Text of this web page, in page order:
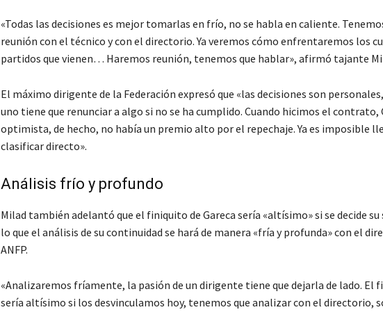
«Todas las decisiones es mejor tomarlas en frío, no se habla en caliente.
reunión con el técnico y con el directorio. Ya veremos cómo enfrentaremos los
partidos que vienen… Haremos reunión, tenemos que hablar», afirmó tajante
El máximo dirigente de la Federación expresó que «las decisiones son
uno tiene que renunciar a algo si no se ha cumplido. Cuando hicimos el contrato,
optimista, de hecho, no había un premio alto por el repechaje. Ya es imposible
clasificar directo».
Análisis frío y profundo
Milad también adelantó que el finiquito de Gareca sería «altísimo» si se decide su
lo que el análisis de su continuidad se hará de manera «fría y profunda» con el
ANFP.
«Analizaremos fríamente, la pasión de un dirigente tiene que dejarla de lado. El
sería altísimo si los desvinculamos hoy, tenemos que analizar con el directorio,